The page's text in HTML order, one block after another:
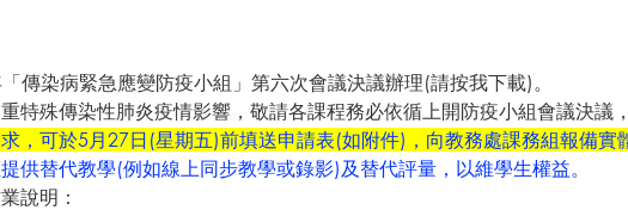
傳染病緊急應變防疫小組」第六次會議決議辦理(請按我下載)。
特殊傳染性肺炎疫情影響，敬請各課程務必依循上開防疫小組會議決議，
，可於5月27日(星期五)前填送申請表(如附件)，向教務處課務組報備實
供替代教學(例如線上同步教學或錄影)及替代評量，以維學生權益。
說明：